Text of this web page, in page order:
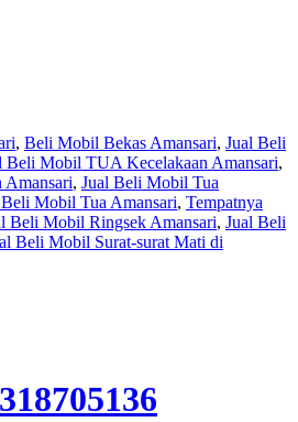
, Beli Mobil Bekas Amansari, Jual Beli
Beli Mobil TUA Kecelakaan Amansari,
, Jual Beli Mobil Tua
Mobil Tua Amansari, Tempatnya
Beli Mobil Ringsek Amansari, Jual Beli
Beli Mobil Surat-surat Mati di